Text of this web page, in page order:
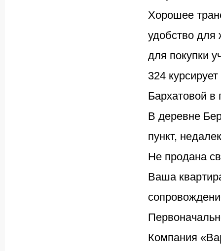
Хорошее
удобство для
для покупки
324
Бархатовой в
В деревне
пункт,
Не продана
Ваша
Компания